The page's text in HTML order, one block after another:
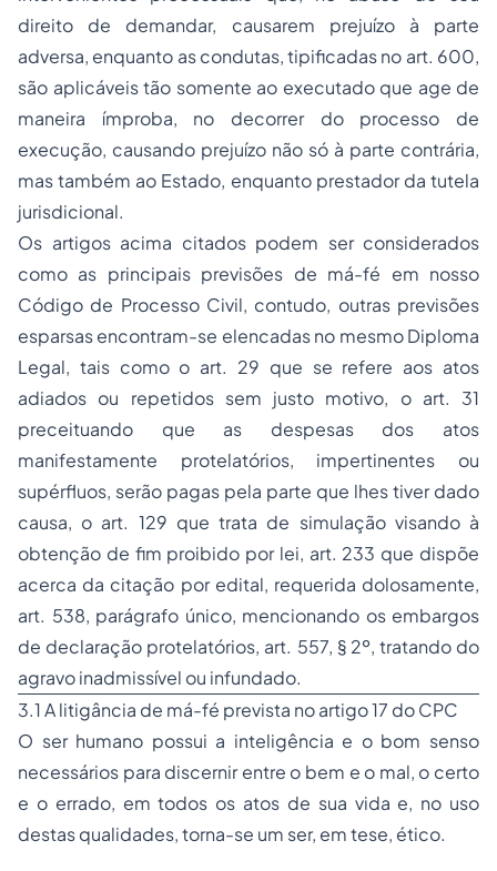
direito de demandar, causarem prejuízo à parte
adversa, enquanto as condutas, tipificadas no art. 600,
são aplicáveis tão somente ao executado que age de
maneira ímproba, no decorrer do processo de
execução, causando prejuízo não só à parte contrária,
mas também ao Estado, enquanto prestador da tutela
jurisdicional.
Os artigos acima citados podem ser considerados
como as principais previsões de má-fé em nosso
Código de Processo Civil, contudo, outras previsões
esparsas encontram-se elencadas no mesmo Diploma
Legal, tais como o art. 29 que se refere aos atos
adiados ou repetidos sem justo motivo, o art. 31
preceituando que as despesas dos atos
manifestamente protelatórios, impertinentes ou
supérfluos, serão pagas pela parte que lhes tiver dado
causa, o art. 129 que trata de simulação visando à
obtenção de fim proibido por lei, art. 233 que dispõe
acerca da citação por edital, requerida dolosamente,
art. 538, parágrafo único, mencionando os embargos
de declaração protelatórios, art. 557, § 2º, tratando do
agravo inadmissível ou infundado.
3.1 A litigância de má-fé prevista no artigo 17 do CPC
O ser humano possui a inteligência e o bom senso
necessários para discernir entre o bem e o mal, o certo
e o errado, em todos os atos de sua vida e, no uso
destas qualidades, torna-se um ser, em tese, ético.